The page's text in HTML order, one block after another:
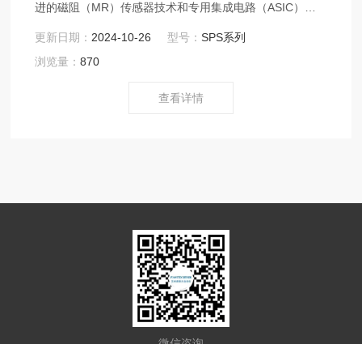
进的磁阻（MR）传感器技术和专用集成电路（ASIC）技
设计消除了机械磨损，提高了传感器的可靠性和耐用性，
同时降低了维护成本和停机时间。
更新日期： 2024-10-26 型号：SPS系列
浏览量：870
查看详情